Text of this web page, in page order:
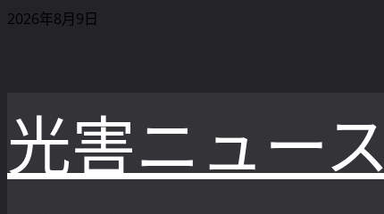
内
ッ
プ
2026年8月9日
光害ニュース